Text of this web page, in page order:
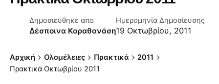
Δημοσιεύθηκε απο
Δέσποινα Καραθανάση
Ημερομηνία Δημοσίευσης
19 Οκτωβρίου, 2011
Αρχική Ολομέλειες Πρακτικά
2011
Πρακτικά Οκτωβρίου 2011